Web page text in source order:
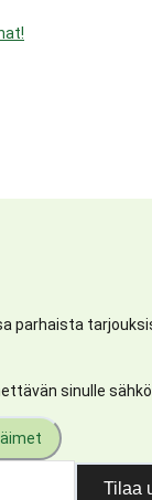
parhaista
sinulle
Tilaa